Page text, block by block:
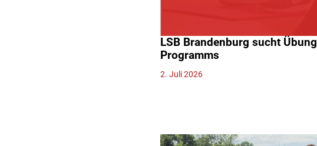
LSB Brandenburg sucht
Programms
2. Juli 2026